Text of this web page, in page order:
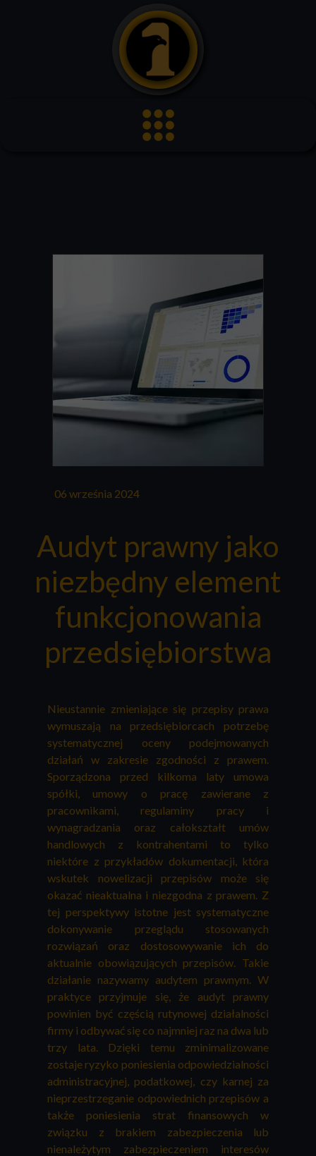
06 września 2024
Audyt prawny jako
niezbędny element
funkcjonowania
przedsiębiorstwa
Nieustannie zmieniające się przepisy prawa
wymuszają na przedsiębiorcach potrzebę
systematycznej oceny podejmowanych
działań w zakresie zgodności z prawem.
Sporządzona przed kilkoma laty umowa
spółki, umowy o pracę zawierane z
pracownikami, regulaminy pracy i
wynagradzania oraz całokształt umów
handlowych z kontrahentami to tylko
niektóre z przykładów dokumentacji, która
wskutek nowelizacji przepisów może się
okazać nieaktualna i niezgodna z prawem. Z
tej perspektywy istotne jest systematyczne
dokonywanie przeglądu stosowanych
rozwiązań oraz dostosowywanie ich do
aktualnie obowiązujących przepisów. Takie
działanie nazywamy audytem prawnym. W
praktyce przyjmuje się, że audyt prawny
powinien być częścią rutynowej działalności
firmy i odbywać się co najmniej raz na dwa lub
trzy lata. Dzięki temu zminimalizowane
zostaje ryzyko poniesienia odpowiedzialności
administracyjnej, podatkowej, czy karnej za
nieprzestrzeganie odpowiednich przepisów a
także poniesienia strat finansowych w
związku z brakiem zabezpieczenia lub
nienależytym zabezpieczeniem interesów